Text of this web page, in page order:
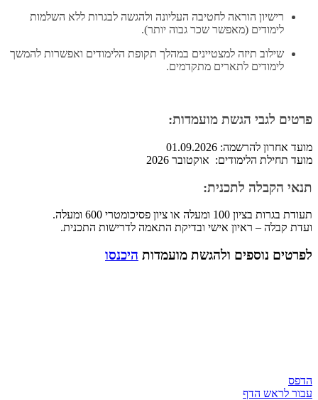
רישיון הוראה לחטיבה העליונה ולהגשה לבגרות ללא השלמות
לימודים (מאפשר שכר גבוה יותר).
שילוב תיזה למצטיינים במהלך תקופת הלימודים ואפשרות להמשך
לימודים לתארים מתקדמים.
פרטים לגבי הגשת מועמדות:
מועד אחרון להרשמה: 01.09.2026
מועד תחילת הלימודים: אוקטובר 2026
תנאי הקבלה לתכנית:
תעודת בגרות בציון 100 ומעלה או ציון פסיכומטרי 600 ומעלה.
ועדת קבלה – ראיון אישי ובדיקת התאמה לדרישות התכנית.
לפרטים נוספים ולהגשת מועמדות היכנסו
הדפס
עבור לראש הדף